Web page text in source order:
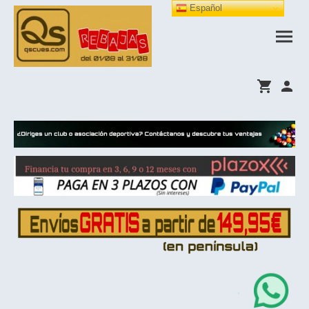
Español